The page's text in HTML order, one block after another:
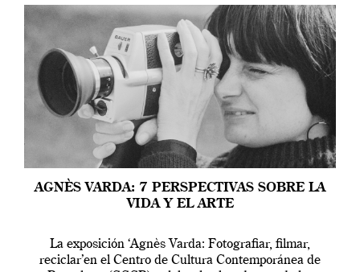
AGNÈS VARDA: 7 PERSPECTIVAS SOBRE LA
VIDA Y EL ARTE
La exposición ‘Agnès Varda: Fotografiar, filmar,
reciclar’en el Centro de Cultura Contemporánea de